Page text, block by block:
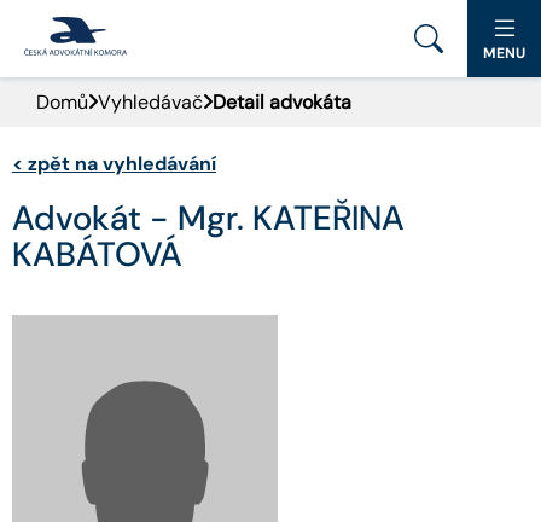
PORTÁL ČAK
DOMŮ
AKTUALITY
ADVOKÁTNÍ DENÍK
KONTAKT
MENU
Domů Vyhledávač Detail advokáta
< zpět na vyhledávání
Advokát - Mgr. KATEŘINA
KABÁTOVÁ